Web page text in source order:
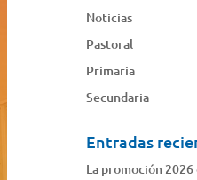
Noticias
Pastoral
Primaria
Secundaria
Entradas
La promoción 2026